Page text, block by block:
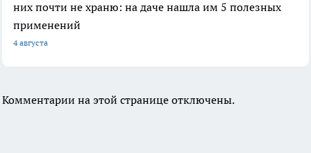
них почти не храню: на даче нашла им 5 полезных
применений
4 августа
Комментарии на этой странице отключены.